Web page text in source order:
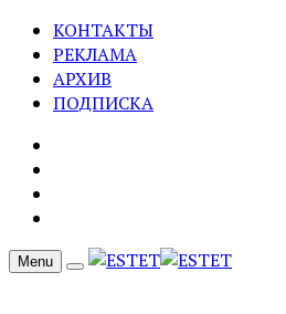
КОНТАКТЫ
РЕКЛАМА
АРХИВ
ПОДПИСКА
Menu